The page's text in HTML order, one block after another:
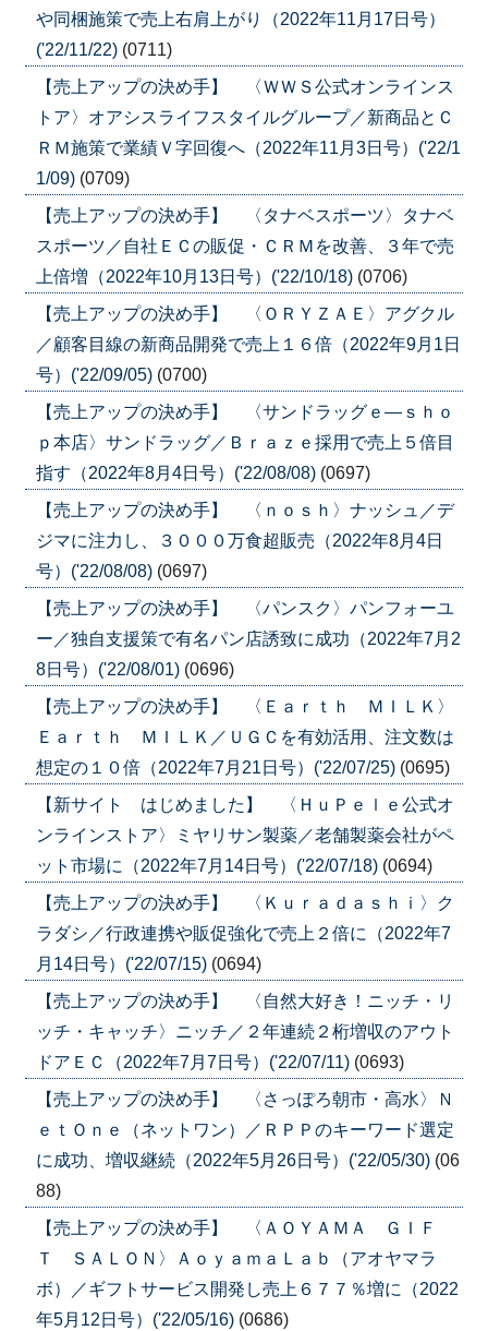
や同梱施策で売上右肩上がり（2022年11月17日号）
('22/11/22) (0711)
【売上アップの決め手】 〈ＷＷＳ公式オンラインス
トア〉オアシスライフスタイルグループ／新商品とＣ
ＲＭ施策で業績Ｖ字回復へ（2022年11月3日号）('22/1
1/09) (0709)
【売上アップの決め手】 〈タナベスポーツ〉タナベ
スポーツ／自社ＥＣの販促・ＣＲＭを改善、３年で売
上倍増（2022年10月13日号）('22/10/18) (0706)
【売上アップの決め手】 〈ＯＲＹＺＡＥ〉アグクル
／顧客目線の新商品開発で売上１６倍（2022年9月1日
号）('22/09/05) (0700)
【売上アップの決め手】 〈サンドラッグｅ―ｓｈｏ
ｐ本店〉サンドラッグ／Ｂｒａｚｅ採用で売上５倍目
指す（2022年8月4日号）('22/08/08) (0697)
【売上アップの決め手】 〈ｎｏｓｈ〉ナッシュ／デ
ジマに注力し、３０００万食超販売（2022年8月4日
号）('22/08/08) (0697)
【売上アップの決め手】 〈パンスク〉パンフォーユ
ー／独自支援策で有名パン店誘致に成功（2022年7月2
8日号）('22/08/01) (0696)
【売上アップの決め手】 〈Ｅａｒｔｈ ＭＩＬＫ〉
Ｅａｒｔｈ ＭＩＬＫ／ＵＧＣを有効活用、注文数は
想定の１０倍（2022年7月21日号）('22/07/25) (0695)
【新サイト はじめました】 〈ＨｕＰｅｌｅ公式オ
ンラインストア〉ミヤリサン製薬／老舗製薬会社がペ
ット市場に（2022年7月14日号）('22/07/18) (0694)
【売上アップの決め手】 〈Ｋｕｒａｄａｓｈｉ〉ク
ラダシ／行政連携や販促強化で売上２倍に（2022年7
月14日号）('22/07/15) (0694)
【売上アップの決め手】 〈自然大好き！ニッチ・リ
ッチ・キャッチ〉ニッチ／２年連続２桁増収のアウト
ドアＥＣ（2022年7月7日号）('22/07/11) (0693)
【売上アップの決め手】 〈さっぽろ朝市・高水〉Ｎ
ｅｔＯｎｅ（ネットワン）／ＲＰＰのキーワード選定
に成功、増収継続（2022年5月26日号）('22/05/30) (06
88)
【売上アップの決め手】 〈ＡＯＹＡＭＡ ＧＩＦ
Ｔ ＳＡＬＯＮ〉ＡｏｙａｍａＬａｂ（アオヤマラ
ボ）／ギフトサービス開発し売上６７７％増に（2022
年5月12日号）('22/05/16) (0686)